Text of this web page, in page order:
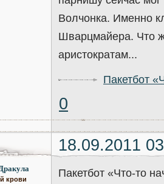
Волчонка. Именно
Шварцмайера. Что
аристократам...
Пакетбот
0
18.09.2011
крови
Пакетбот «Что-то